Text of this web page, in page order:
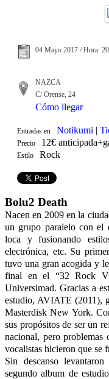
04 Mayo 2017 / Hora:
NAZCA
C/ Orense, 24
Cómo llegar
Entradas en Notikumi |
Precio 12€
Estilo Rock
Bolu2 Death
Nacen en 2009 en la
un grupo paralelo con el
loca y fusionando
electrónica, etc. Su
tuvo una gran acogida y
final en el “32 Rock
Universimad. Gracias a
estudio, AVIATE (2011),
Masterdisk New York.
sus propósitos de ser un
nacional, pero
vocalistas hicieron que se
Sin descanso
segundo album de